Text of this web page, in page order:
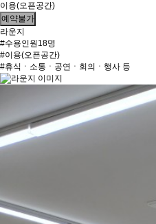
이용(오픈공간)
예약불가
라운지
#수용인원18명
#이용(오픈공간)
#휴식ㆍ소통ㆍ공연ㆍ회의ㆍ행사 등